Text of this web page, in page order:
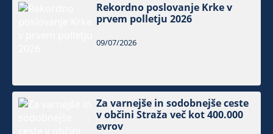
Rekordno poslovanje Krke v
prvem polletju 2026
09/07/2026
Za varnejše in sodobnejše ceste
v občini Straža več kot 400.000
evrov